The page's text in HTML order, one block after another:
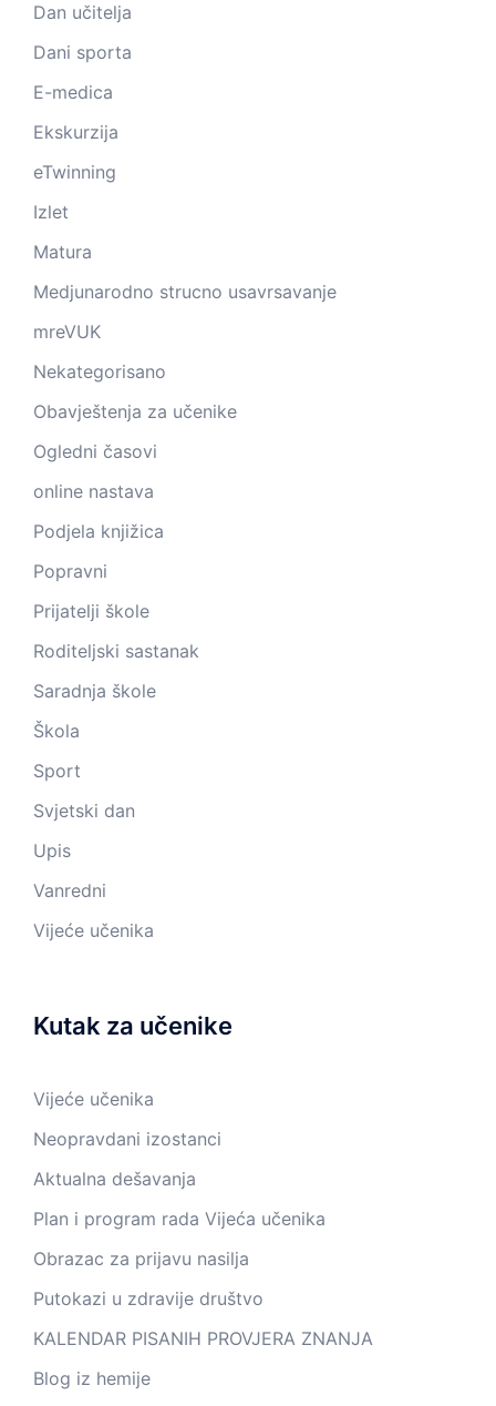
Dan učitelja
Dani sporta
E-medica
Ekskurzija
eTwinning
Izlet
Matura
Medjunarodno strucno usavrsavanje
mreVUK
Nekategorisano
Obavještenja za učenike
Ogledni časovi
online nastava
Podjela knjižica
Popravni
Prijatelji škole
Roditeljski sastanak
Saradnja škole
Škola
Sport
Svjetski dan
Upis
Vanredni
Vijeće učenika
Kutak za učenike
Vijeće učenika
Neopravdani izostanci
Aktualna dešavanja
Plan i program rada Vijeća učenika
Obrazac za prijavu nasilja
Putokazi u zdravije društvo
KALENDAR PISANIH PROVJERA ZNANJA
Blog iz hemije